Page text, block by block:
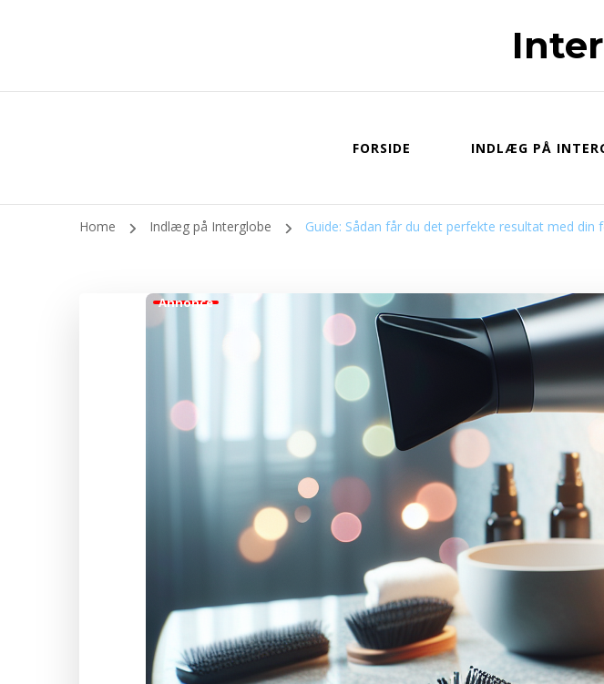
FORSIDE INDLÆG PÅ
Home Indlæg på Interglobe Guide: Sådan får du det perfekte resultat med din
Annonce